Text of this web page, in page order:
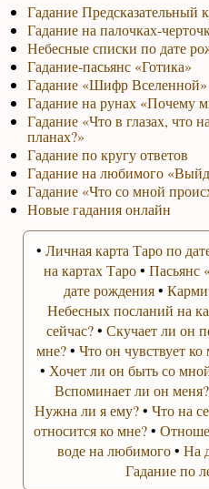
Гадание Предсказательный
Гадание на палочках-
Небесные списки по дате
Гадание-пасьянс «Готика»
Гадание «Шифр Вселенной»
Гадание на рунах «Почему
Гадание «Что в глазах, что
планах?»
Гадание по кругу ответов
Гадание на любимого
Гадание «Что со мной
Новые гадания онлайн
• Личная карта Таро по
на картах Таро• Пасьянс
дате рождения•
Небесных посланий на
сейчас?•Скучает ли он
мне?• Что он чувствует ко
• Хочет ли он быть со
Вспоминает ли он меня?
Нужна ли я ему?• Что на
относится ко мне?•
воде на любимого•На
Гадание по